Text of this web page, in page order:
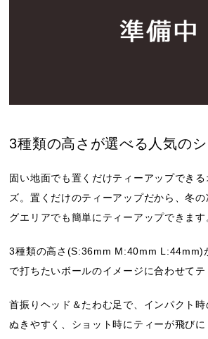
3種類の高さが選べる人気の
固い地面でも置くだけティーアップでき
ズ。置くだけのティーアップだから、冬
グエリアでも簡単にティーアップできます
3種類の高さ(S:36mm M:40mm L:44mm)
で打ちたいボールのイメージに合わせてテ
首振りヘッド＆たわむ足で、インパクト時
ぬきやすく、ショット時にティーが飛び